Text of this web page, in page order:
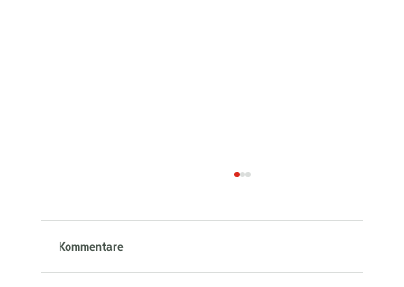
Kommentare